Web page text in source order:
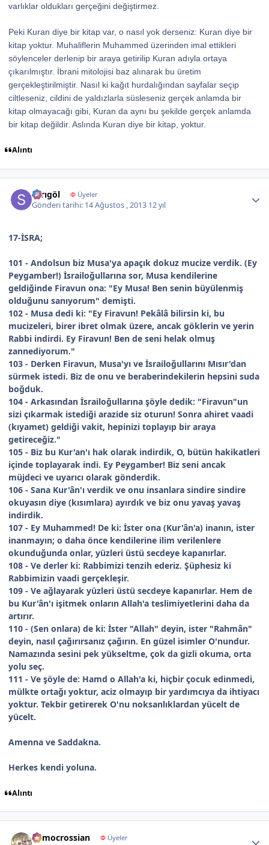
varlıklar oldukları gerçeğini değiştirmez.
Peki Kuran diye bir kitap var, o nasıl yok derseniz: Kuran diye bir
kitap yoktur. Muhaliflerin Muhammed üzerinden imal ettikleri
söylenceler derlenip bir araya getirilip Kuran adıyla ortaya
çıkarılmıştır. İbrani mitolojisi baz alınarak bu üretim
gerçekleştirilmiştir. Nasıl ki kağıt hurdalığından sayfalar seçip
ciltleseniz, cildini de yaldızlarla süsleseniz gerçek anlamda bir
kitap olmayacağı gibi, Kuran da aynı bu şekilde gerçek anlamda
bir kitap değildir. Aslında Kuran diye bir kitap, yoktur.
Alıntı
sarıgöl ΦÜyeler
Gönderi tarihi: 14 Ağustos , 2013 12 yıl
17-İSRA;
101 - Andolsun biz Musa'ya apaçık dokuz mucize verdik. (Ey
Peygamber!) İsrailoğullarına sor, Musa kendilerine
geldiğinde Firavun ona: "Ey Musa! Ben senin büyülenmiş
olduğunu sanıyorum" demişti.
102 - Musa dedi ki: "Ey Firavun! Pekâlâ bilirsin ki, bu
mucizeleri, birer ibret olmak üzere, ancak göklerin ve yerin
Rabbi indirdi. Ey Firavun! Ben de seni helak olmuş
zannediyorum."
103 - Derken Firavun, Musa'yı ve İsrailoğullarını Mısır'dan
sürmek istedi. Biz de onu ve beraberindekilerin hepsini suda
boğduk.
104 - Arkasından İsrailoğullarına şöyle dedik: "Firavun"un
sizi çıkarmak istediği arazide siz oturun! Sonra ahiret vaadi
(kıyamet) geldiği vakit, hepinizi toplayıp bir araya
getireceğiz."
105 - Biz bu Kur'an'ı hak olarak indirdik, O, bütün hakikatleri
içinde toplayarak indi. Ey Peygamber! Biz seni ancak
müjdeci ve uyarıcı olarak gönderdik.
106 - Sana Kur'ân'ı verdik ve onu insanlara sindire sindire
okuyasın diye (kısımlara) ayırdık ve biz onu yavaş yavaş
indirdik.
107 - Ey Muhammed! De ki: İster ona (Kur'ân'a) inanın, ister
inanmayın; o daha önce kendilerine ilim verilenlere
okunduğunda onlar, yüzleri üstü secdeye kapanırlar.
108 - Ve derler ki: Rabbimizi tenzih ederiz. Şüphesiz ki
Rabbimizin vaadi gerçekleşir.
109 - Ve ağlayarak yüzleri üstü secdeye kapanırlar. Hem de
bu Kur'ân'ı işitmek onların Allah'a teslimiyetlerini daha da
artırır.
110 - (Sen onlara) de ki: İster "Allah" deyin, ister "Rahmân"
deyin, nasıl çağırırsanız çağırın. En güzel isimler O'nundur.
Namazında sesini pek yükseltme, çok da gizli okuma, orta
yolu seç.
111 - Ve şöyle de: Hamd o Allah'a ki, hiçbir çocuk edinmedi,
mülkte ortağı yoktur, aciz olmayıp bir yardımcıya da ihtiyacı
yoktur. Tekbir getirerek O'nu noksanlıklardan yücelt de
yücelt.
Amenna ve Saddakna.
Herkes kendi yoluna.
Alıntı
democrossian ΦÜyeler